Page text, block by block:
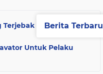
Terjebak Saat
Untuk Pelaku
Berita Terbaru